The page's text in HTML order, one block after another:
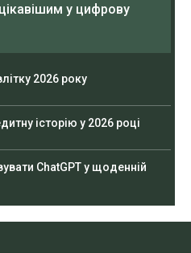
у цифрову
2026 року
історію у 2026 році
ChatGPT у щоденній